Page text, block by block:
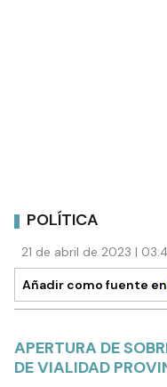
POLÍTICA
21 de abril de 2023 |
Añadir como fuente en
APERTURA DE
DE VIALIDAD